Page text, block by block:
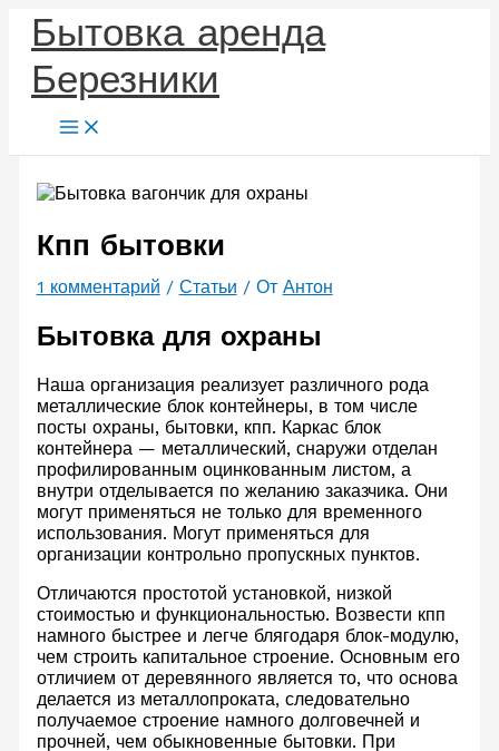
содержимому
Бытовка аренда
Березники
Кпп бытовки
1 комментарий / Статьи / От Антон
Бытовка для охраны
Наша организация реализует различного рода
металлические блок контейнеры, в том числе
посты охраны, бытовки, кпп. Каркас блок
контейнера — металлический, снаружи отделан
профилированным оцинкованным листом, а
внутри отделывается по желанию заказчика. Они
могут применяться не только для временного
использования. Могут применяться для
организации контрольно пропускных пунктов.
Отличаются простотой установкой, низкой
стоимостью и функциональностью. Возвести кпп
намного быстрее и легче блягодаря блок-модулю,
чем строить капитальное строение. Основным его
отличием от деревянного является то, что основа
делается из металлопроката, следовательно
получаемое строение намного долговечней и
прочней, чем обыкновенные бытовки. При